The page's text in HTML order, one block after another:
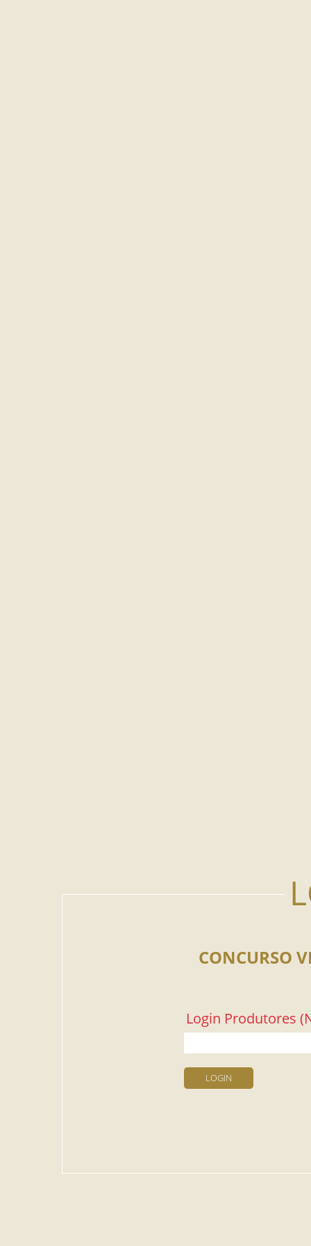
CONCURSO
Login Produtores
LOGIN